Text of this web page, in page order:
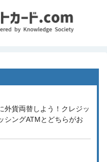
外貨両替しよう！クレジッ
シングATMとどちらがお